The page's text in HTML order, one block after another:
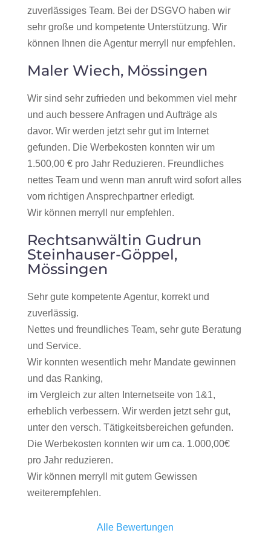
zuverlässiges Team. Bei der DSGVO haben wir
sehr große und kompetente Unterstützung. Wir
können Ihnen die Agentur merryll nur empfehlen.
Maler Wiech, Mössingen
Wir sind sehr zufrieden und bekommen viel mehr
und auch bessere Anfragen und Aufträge als
davor. Wir werden jetzt sehr gut im Internet
gefunden. Die Werbekosten konnten wir um
1.500,00 € pro Jahr Reduzieren. Freundliches
nettes Team und wenn man anruft wird sofort alles
vom richtigen Ansprechpartner erledigt.
Wir können merryll nur empfehlen.
Rechtsanwältin Gudrun
Steinhauser-Göppel,
Mössingen
Sehr gute kompetente Agentur, korrekt und
zuverlässig.
Nettes und freundliches Team, sehr gute Beratung
und Service.
Wir konnten wesentlich mehr Mandate gewinnen
und das Ranking,
im Vergleich zur alten Internetseite von 1&1,
erheblich verbessern. Wir werden jetzt sehr gut,
unter den versch. Tätigkeitsbereichen gefunden.
Die Werbekosten konnten wir um ca. 1.000,00€
pro Jahr reduzieren.
Wir können merryll mit gutem Gewissen
weiterempfehlen.
Alle Bewertungen